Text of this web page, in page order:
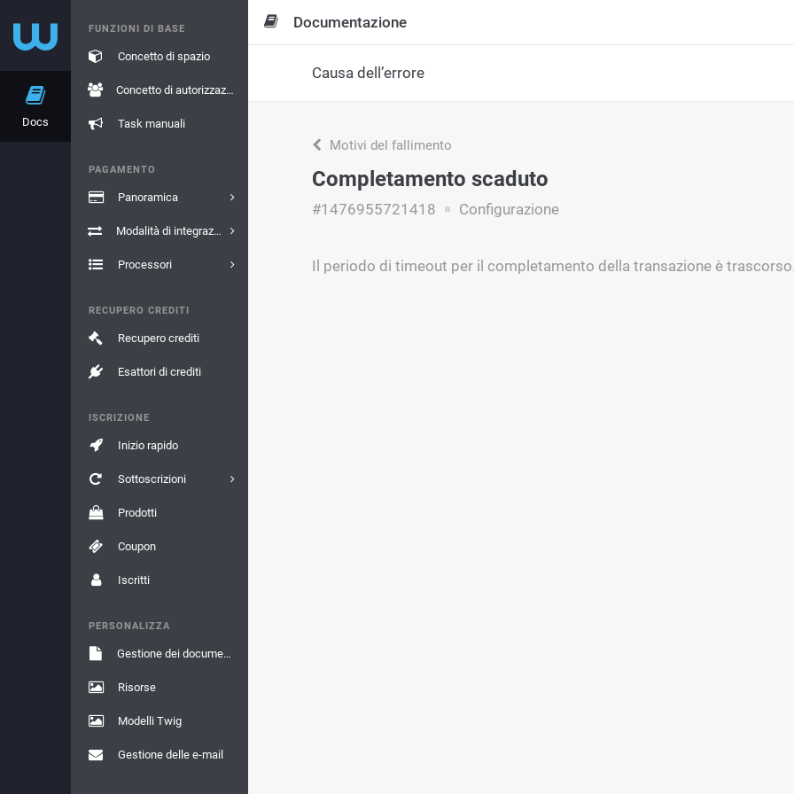
Docs
FUNZIONI DI BASE
Concetto di spazio
Concetto di autorizzazione
Task manuali
PAGAMENTO
Panoramica
Modalità di integrazione
Processori
RECUPERO CREDITI
Recupero crediti
Esattori di crediti
ISCRIZIONE
Inizio rapido
Sottoscrizioni
Prodotti
Coupon
Iscritti
PERSONALIZZA
Gestione dei documenti
Risorse
Modelli Twig
Gestione delle e-mail
Documentazione
Causa dell’errore
Motivi del fallimento
Completamento scaduto
#1476955721418 Configurazione
Il periodo di timeout per il completamento della transazione è